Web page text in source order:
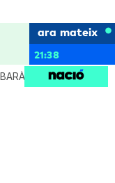
ara mateix
21:38
CRIANÇA